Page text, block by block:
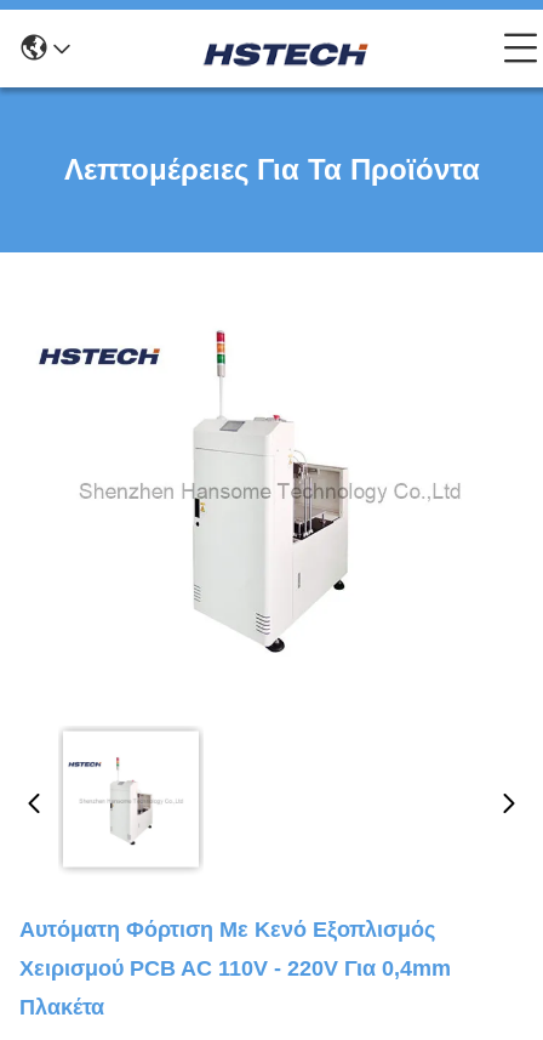
Λεπτομέρειες Για Τα Προϊόντα
Αυτόματη Φόρτιση Με Κενό Εξοπλισμός
Χειρισμού PCB AC 110V - 220V Για 0,4mm
Πλακέτα